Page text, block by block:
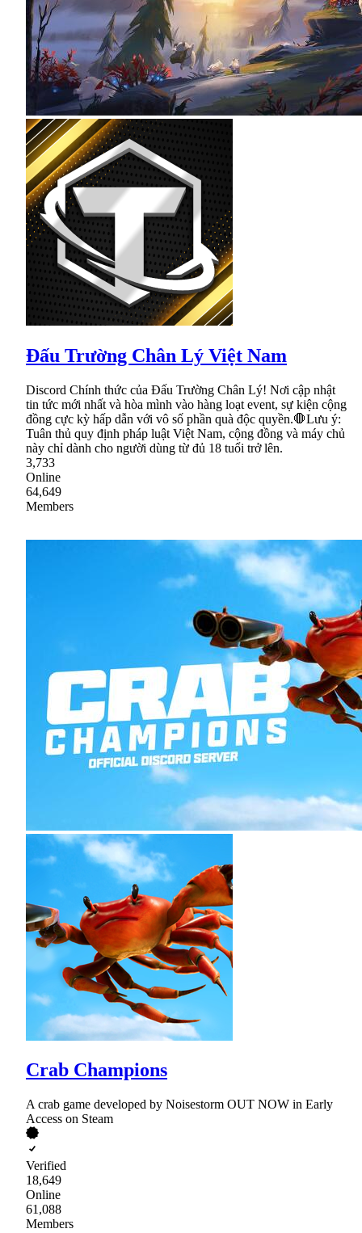
Đấu Trường Chân Lý Việt Nam
Discord Chính thức của Đấu Trường Chân Lý! Nơi cập nhật
tin tức mới nhất và hòa mình vào hàng loạt event, sự kiện cộng
đồng cực kỳ hấp dẫn với vô số phần quà độc quyền.🛑Lưu ý:
Tuân thủ quy định pháp luật Việt Nam, cộng đồng và máy chủ
này chỉ dành cho người dùng từ đủ 18 tuổi trở lên.
3,733
Online
64,649
Members
Crab Champions
A crab game developed by Noisestorm OUT NOW in Early
Access on Steam
Verified
18,649
Online
61,088
Members